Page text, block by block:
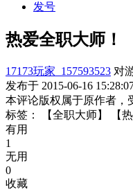
发号
热爱全职大师！
17173玩家_157593523 对
发布于 2015-06-16
本评论版权属于原作者，
标签：
【全职大师】 【
有用
1
无用
0
收藏